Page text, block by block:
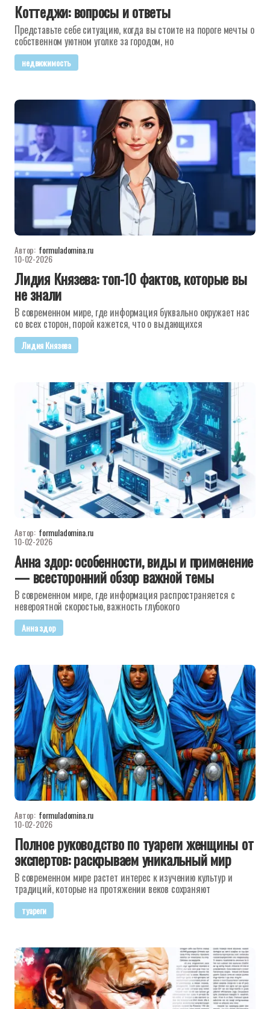
Коттеджи: вопросы и ответы
Представьте себе ситуацию, когда вы стоите на пороге мечты о
собственном уютном уголке за городом, но
недвижимость
Автор: formuladomina.ru
10-02-2026
Лидия Князева: топ-10 фактов, которые вы
не знали
В современном мире, где информация буквально окружает нас
со всех сторон, порой кажется, что о выдающихся
Лидия Князева
Автор: formuladomina.ru
10-02-2026
Анна здор: особенности, виды и применение
— всесторонний обзор важной темы
В современном мире, где информация распространяется с
невероятной скоростью, важность глубокого
Анна здор
Автор: formuladomina.ru
10-02-2026
Полное руководство по туареги женщины от
экспертов: раскрываем уникальный мир
В современном мире растет интерес к изучению культур и
традиций, которые на протяжении веков сохраняют
туареги